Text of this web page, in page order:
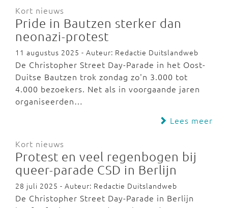
Kort nieuws
Pride in Bautzen sterker dan
neonazi-protest
11 augustus 2025 - Auteur: Redactie Duitslandweb
De Christopher Street Day-Parade in het Oost-
Duitse Bautzen trok zondag zo'n 3.000 tot
4.000 bezoekers. Net als in voorgaande jaren
organiseerden…
Lees meer
Kort nieuws
Protest en veel regenbogen bij
queer-parade CSD in Berlijn
28 juli 2025 - Auteur: Redactie Duitslandweb
De Christopher Street Day-Parade in Berlijn